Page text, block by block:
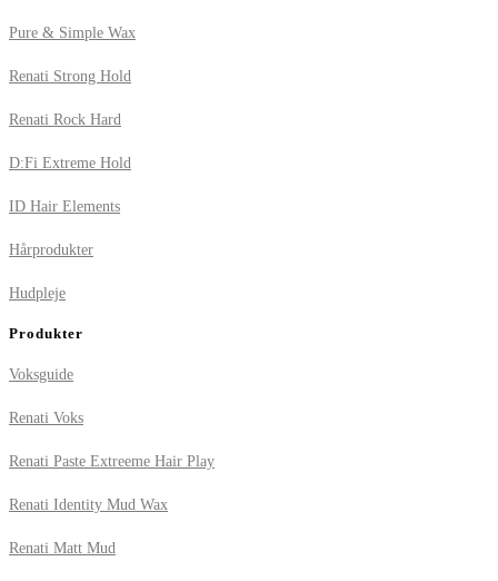
Pure & Simple Wax
Renati Strong Hold
Renati Rock Hard
D:Fi Extreme Hold
ID Hair Elements
Hårprodukter
Hudpleje
Produkter
Voksguide
Renati Voks
Renati Paste Extreeme Hair Play
Renati Identity Mud Wax
Renati Matt Mud